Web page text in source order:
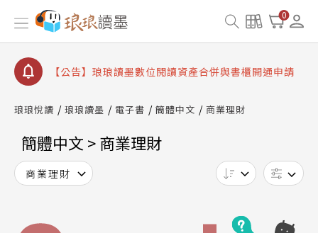
0
【公告】琅琅書店服務升級重要說明及資產合併結果
查詢
【公告】8/10、8/13 行動網路降速演練提醒
【公告】琅琅讀墨數位閱讀資產合併與書櫃開通申請
請圖文教學
【公告】琅琅書店服務升級重要說明及資產合併結果
查詢
【公告】8/10、8/13 行動網路降速演練提醒
琅琅悅讀 琅琅讀墨 電子書 簡體中文 商業理財
簡體中文 > 商業理財
商業理財